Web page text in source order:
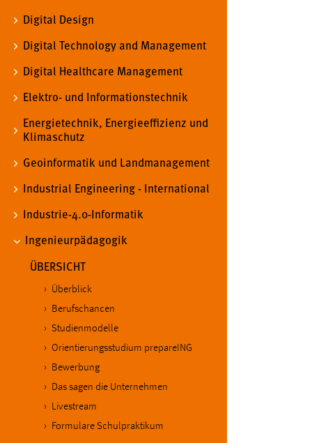
Digital Design
Digital Technology and Management
Digital Healthcare Management
Elektro- und Informationstechnik
Energietechnik, Energieeffizienz und
Klimaschutz
Geoinformatik und Landmanagement
Industrial Engineering - International
Industrie-4.0-Informatik
Ingenieurpädagogik
ÜBERSICHT
Überblick
Berufschancen
Studienmodelle
Orientierungsstudium prepareING
Bewerbung
Das sagen die Unternehmen
Livestream
Formulare Schulpraktikum
Performance
Name: staticfilecache
Zweck:
Für performante Seitenauslieferung wird
eingeloggt ist.
Sprachpräferenz
Cookie Laufzeit:
Chat
Name:
5e9dbeb1811c0446
Zweck:
nutzen zu können.